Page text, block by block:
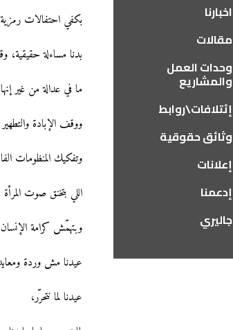
اخبارنا
مقالات
وحدات العمل
والمشاريع
إئتلافات\روابط
وثائق حقوقية
إعلانات
إدعمنا
جاليري
بكفي احتفالات
بدنا مساءلة حقيقية،
ما في عدالة من غير
ووقف الإبادة والتطهير
وتفكيك المنظومات
اللي بتخنق صوت المرأة
وبتهمّش كرامة
عيدنا مش وردة
عيدنا لما نتحرّر،